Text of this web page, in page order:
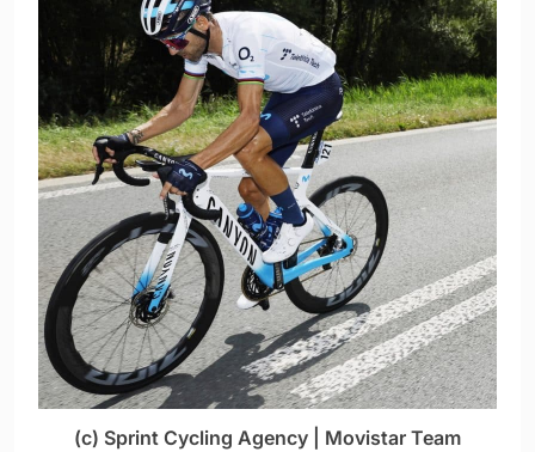
(c) Sprint Cycling Agency | Movistar Team